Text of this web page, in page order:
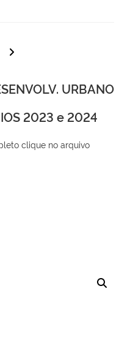
URBANO
2023 e 2024
clique no arquivo